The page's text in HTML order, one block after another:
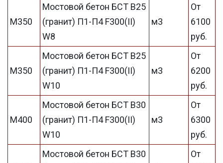
М350
Мостовой бетон БСТ В25
(гранит) П1-П4 F300(II)
W8
м3
От
6100
руб.
М350
Мостовой бетон БСТ В25
(гранит) П1-П4 F300(II)
W10
м3
От
6200
руб.
М400
Мостовой бетон БСТ В30
(гранит) П1-П4 F300(II)
W10
м3
От
6300
руб.
Мостовой бетон БСТ В30
От